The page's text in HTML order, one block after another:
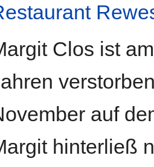
Clos ist
auf
hinterließ